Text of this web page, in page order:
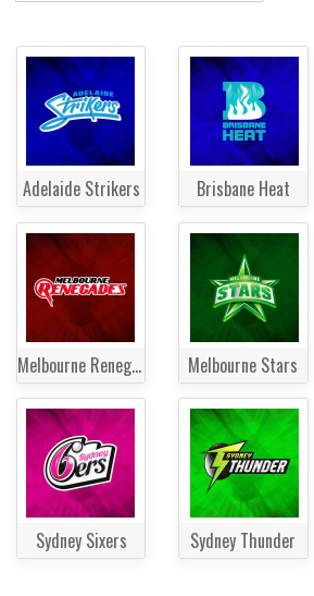
Adelaide Strikers Brisbane Heat
Melbourne Renegades Melbourne Stars
Sydney Sixers Sydney Thunder